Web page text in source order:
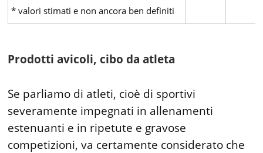
* valori stimati e non ancora ben definiti
Prodotti avicoli, cibo da atleta
Se parliamo di atleti, cioè di sportivi
severamente impegnati in allenamenti
estenuanti e in ripetute e gravose
competizioni, va certamente considerato che